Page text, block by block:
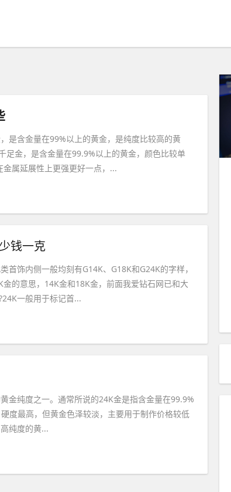
是含金量在99%以上的黄金，是纯度比较高的黄
足金，是含金量在99.9%以上的黄金，颜色比较单
属延展性上更强更好一点，...
钱一克
首饰内侧一般均刻有G14K、G18K和G24K的字样，
的意思，14K金和18K金，前面我爱钻石网已和大
一般用于标记首...
金纯度之一。通常所说的24K金是指含金量在99.9%
度最高，但黄金色泽较淡，主要用于制作价格较低
纯度的黄...